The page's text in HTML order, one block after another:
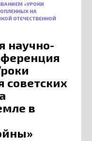
«УРОКИ
НА
ОТЕЧЕСТВЕННОЙ
научно-
советских
в